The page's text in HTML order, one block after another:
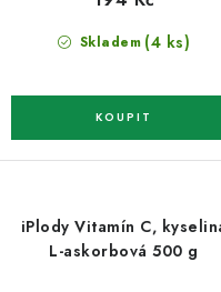
Skladem (4 ks)
iPlody Vitamín C,
L-askorbová 500 g